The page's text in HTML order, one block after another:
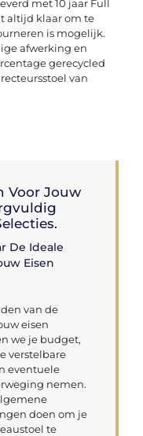
met 10 jaar Full
altijd klaar om te
is mogelijk.
afwerking en
gerecycled
van
Voor Jouw
De Ideale
Eisen
van de
eisen
we je budget,
verstelbare
eventuele
nemen.
doen om je
te